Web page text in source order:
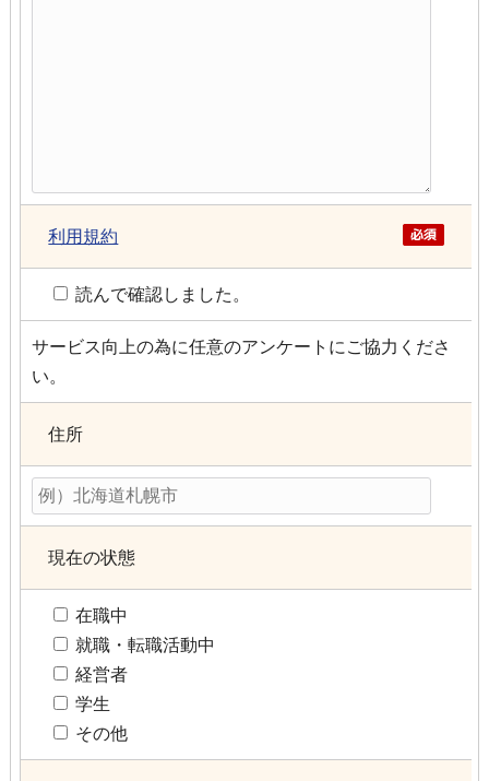
利用規約
読んで確認しました。
サービス向上の為に任意のアンケートにご協力くださ
い。
住所
現在の状態
在職中
就職・転職活動中
経営者
学生
その他